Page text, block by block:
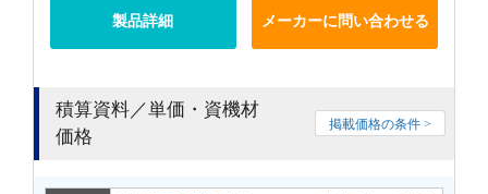
製品詳細 メーカーに問い合わせる
積算資料／単価・資機材
価格
掲載価格の条件 >